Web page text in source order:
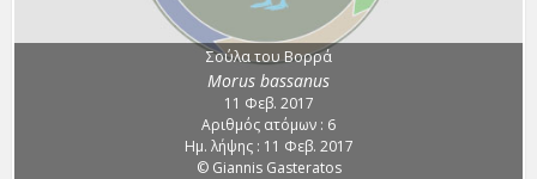
Σούλα του Βορρά
Morus bassanus
11 Φεβ. 2017
Αριθμός ατόμων : 6
Ημ. λήψης : 11 Φεβ. 2017
© Giannis Gasteratos